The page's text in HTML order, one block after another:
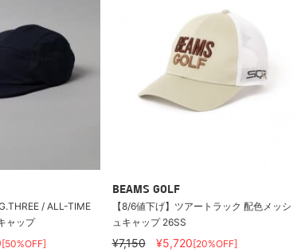
/ ALL-TIME
ャップ
[50%OFF]
BEAMS GOLF
【8/6値下げ】ツアートラック 配色メッシ
ュキャップ 26SS
¥7,150 ¥5,720[20%OFF]